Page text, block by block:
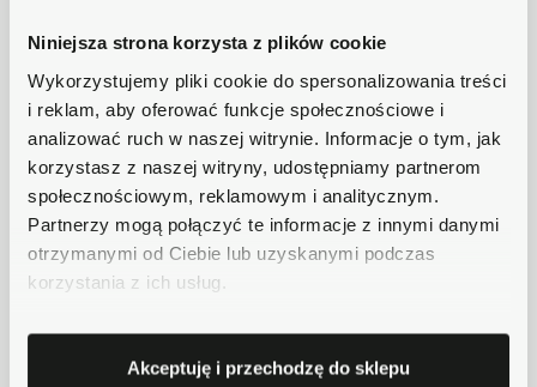
Niniejsza strona korzysta z plików cookie
Wykorzystujemy pliki cookie do spersonalizowania treści
i reklam, aby oferować funkcje społecznościowe i
analizować ruch w naszej witrynie. Informacje o tym, jak
korzystasz z naszej witryny, udostępniamy partnerom
społecznościowym, reklamowym i analitycznym.
Partnerzy mogą połączyć te informacje z innymi danymi
otrzymanymi od Ciebie lub uzyskanymi podczas
korzystania z ich usług.
Akceptuję i przechodzę do sklepu
Szybka wysyłka
Zamówienia wysyłamy w ciągu 1-2 dni, koszt
dostawy już od 18zł.
Bezpieczne płatności
Płatności obsługuje Przelewy24 - największy
operator płatności online w Polsce.
Masz pytania dotyczące produktu?
Zadzwoń do nas 62 733 86 11 lub napisz e-
mail. Chętnie pomożemy!
Krótki opis